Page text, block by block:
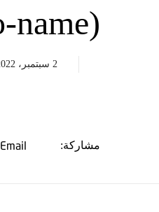
(no-name)
2 سبتمبر، 2022
مشاركة: Email